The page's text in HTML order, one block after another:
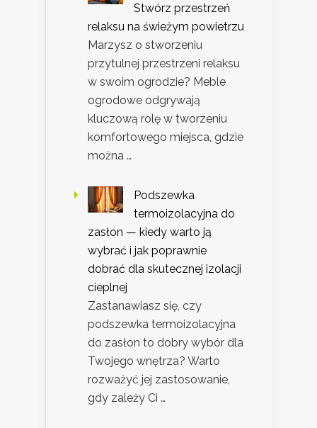
Stwórz przestrzeń
relaksu na świeżym powietrzu
Marzysz o stworzeniu
przytulnej przestrzeni relaksu
w swoim ogrodzie? Meble
ogrodowe odgrywają
kluczową rolę w tworzeniu
komfortowego miejsca, gdzie
można …
Podszewka
termoizolacyjna do
zasłon — kiedy warto ją
wybrać i jak poprawnie
dobrać dla skutecznej izolacji
cieplnej
Zastanawiasz się, czy
podszewka termoizolacyjna
do zasłon to dobry wybór dla
Twojego wnętrza? Warto
rozważyć jej zastosowanie,
gdy zależy Ci …